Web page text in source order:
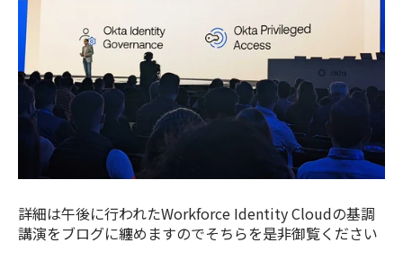
詳細は午後に行われたWorkforce Identity Cloudの基調
講演をブログに纏めますのでそちらを是非御覧ください